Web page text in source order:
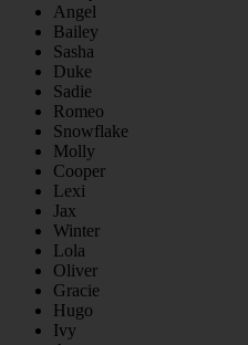
Angel
Bailey
Sasha
Duke
Sadie
Romeo
Snowflake
Molly
Cooper
Lexi
Jax
Winter
Lola
Oliver
Gracie
Hugo
Ivy